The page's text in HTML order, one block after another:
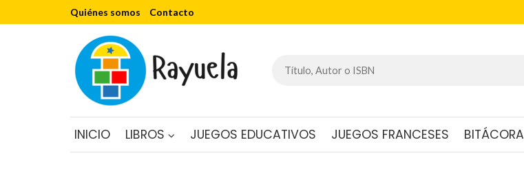
Quiénes somos Contacto
INICIO LIBROS JUEGOS EDUCATIVOS JUEGOS FRANCESES BITÁCORA